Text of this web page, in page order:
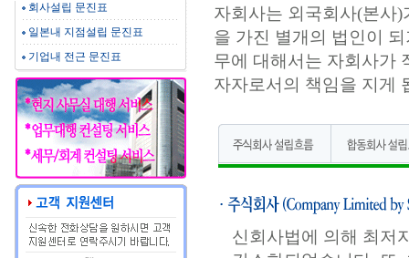
회사설립 문진표
일본내 지점설립 문진표
기업내 전근 문진표
자회사는 외국회사(본사
을 가진 별개의 법인이
무에 대해서는 자회사가
자자로서의 책임을 지게
신회사법에 의해 최저